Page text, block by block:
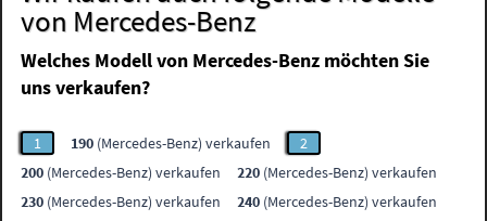
von Mercedes-Benz
Welches Modell von Mercedes-Benz möchten Sie
uns verkaufen?
1 190 (Mercedes-Benz) verkaufen
2
200 (Mercedes-Benz) verkaufen 220 (Mercedes-Benz) verkaufen
230 (Mercedes-Benz) verkaufen 240 (Mercedes-Benz) verkaufen